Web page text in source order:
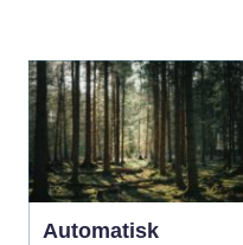
Automatisk